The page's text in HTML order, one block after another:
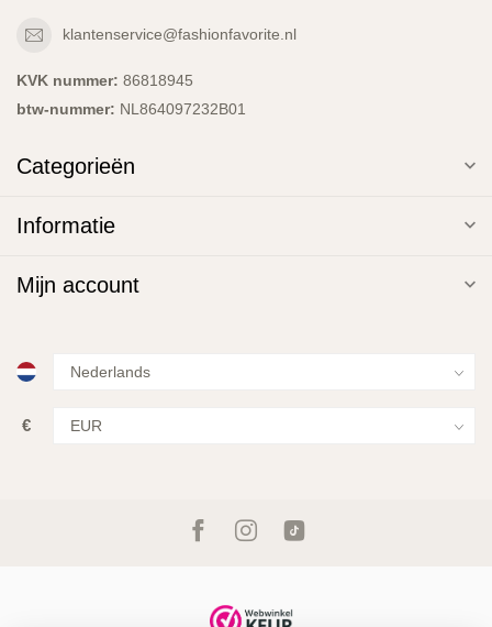
klantenservice@fashionfavorite.nl
KVK nummer: 86818945
btw-nummer: NL864097232B01
Categorieën
Informatie
Mijn account
€